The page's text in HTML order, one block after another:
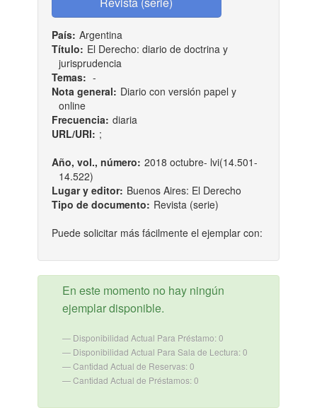
País: Argentina
Título: El Derecho: diario de doctrina y
jurisprudencia
Temas: -
Nota general: Diario con versión papel y
online
Frecuencia: diaria
URL/URI: ;
Año, vol., número: 2018 octubre- lvi(14.501-
14.522)
Lugar y editor: Buenos Aires: El Derecho
Tipo de documento: Revista (serie)
Puede solicitar más fácilmente el ejemplar con:
En este momento no hay ningún
ejemplar disponible.
Disponibilidad Actual Para Préstamo: 0
Disponibilidad Actual Para Sala de Lectura: 0
Cantidad Actual de Reservas: 0
Cantidad Actual de Préstamos: 0